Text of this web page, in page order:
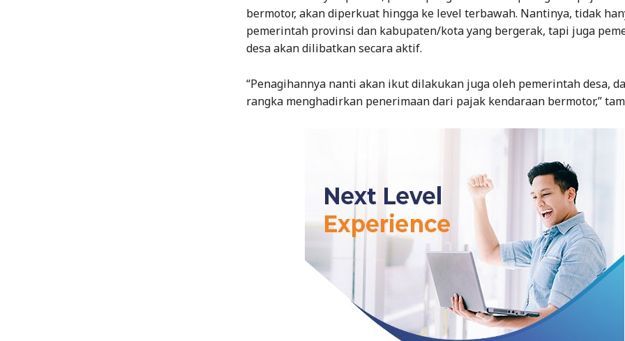
bermotor, akan diperkuat hingga ke level terbawah. Nantinya, tidak
pemerintah provinsi dan kabupaten/kota yang bergerak, tapi juga
desa akan dilibatkan secara aktif.
“Penagihannya nanti akan ikut dilakukan juga oleh pemerintah desa,
rangka menghadirkan penerimaan dari pajak kendaraan bermotor,”